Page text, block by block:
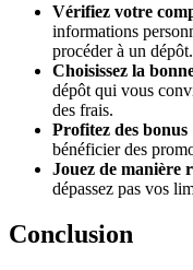
Vérifiez votre
informations
procéder à un dépôt.
Choisissez la
dépôt qui vous
des frais.
Profitez des bonus
bénéficier des
Jouez de manière
dépassez pas vos
Conclusion